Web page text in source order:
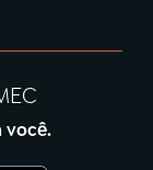
você.